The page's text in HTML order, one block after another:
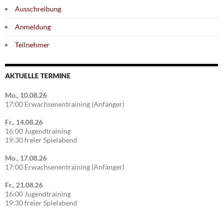
Ausschreibung
Anmeldung
Teilnehmer
AKTUELLE TERMINE
Mo., 10.08.26
17:00 Erwachsenentraining (Anfänger)
Fr., 14.08.26
16:00 Jugendtraining
19:30 freier Spielabend
Mo., 17.08.26
17:00 Erwachsenentraining (Anfänger)
Fr., 21.08.26
16:00 Jugendtraining
19:30 freier Spielabend